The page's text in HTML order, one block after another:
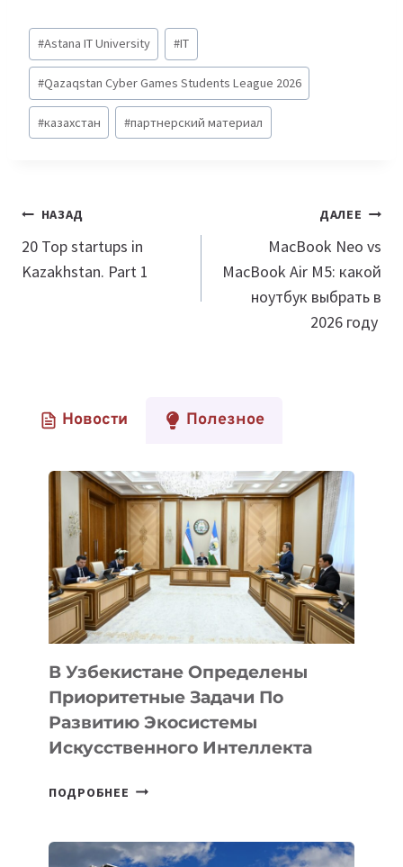
Метки
записи:
#Astana IT University #IT
#Qazaqstan Cyber Games Students League 2026
#казахстан #партнерский материал
Навигация
по
записям
НАЗАД
20 Top startups in
Kazakhstan. Part 1
ДАЛЕЕ
MacBook Neo vs
MacBook Air M5: какой
ноутбук выбрать в
2026 году
Новости Полезное
В Узбекистане Определены
Приоритетные Задачи По
Развитию Экосистемы
Искусственного Интеллекта
ПОДРОБНЕЕ В
ПРИОРИТЕТНЫЕ